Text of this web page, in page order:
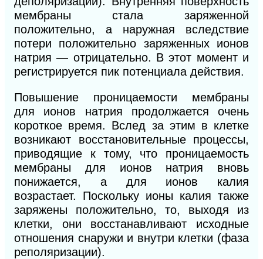
мембраны стала заряженной
положительно, а наружная вследствие
потери положительно заряженных ионов
натрия — отрицательно. В этот момент и
регистрируется пик потенциала действия.
Повышение проницаемости мембраны
для ионов натрия продолжается очень
короткое время. Вслед за этим в клетке
возникают восстановительные процессы,
приводящие к тому, что проницаемость
мембраны для ионов натрия вновь
понижается, а для ионов калия
возрастает. Поскольку ионы калия также
заряжены положительно, то, выходя из
клетки, они восстанавливают исходные
отношения снаружи и внутри клетки (фаза
реполяризации).